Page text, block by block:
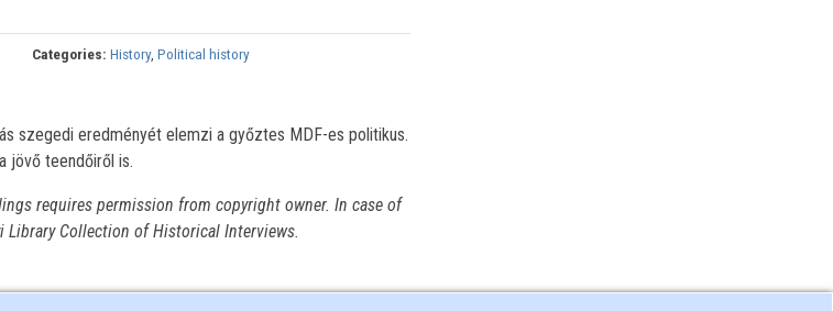
Categories: History,Political history
szegedi eredményét elemzi a győztes MDF-es politikus.
jövő teendőiről is.
requires permission from copyright owner. In case of
Library Collection of Historical Interviews.